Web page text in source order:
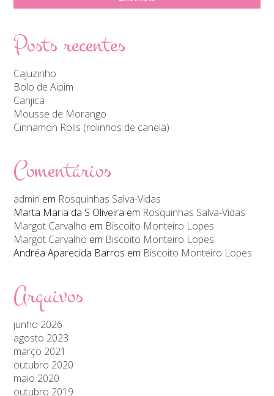
Posts recentes
Cajuzinho
Bolo de Aipim
Canjica
Mousse de Morango
Cinnamon Rolls (rolinhos de canela)
Comentários
admin em Rosquinhas Salva-Vidas
Marta Maria da S Oliveira em Rosquinhas Salva-Vidas
Margot Carvalho em Biscoito Monteiro Lopes
Margot Carvalho em Biscoito Monteiro Lopes
Andréa Aparecida Barros em Biscoito Monteiro Lopes
Arquivos
junho 2026
agosto 2023
março 2021
outubro 2020
maio 2020
outubro 2019